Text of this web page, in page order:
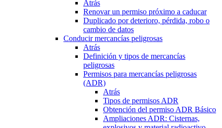
Atrás
Renovar un permiso próximo a caducar
Duplicado por deterioro, pérdida, robo o
cambio de datos
Conducir mercancías peligrosas
Atrás
Definición y tipos de mercancías
peligrosas
Permisos para mercancías peligrosas
(ADR)
Atrás
Tipos de permisos ADR
Obtención del permiso ADR Básico
Ampliaciones ADR: Cisternas,